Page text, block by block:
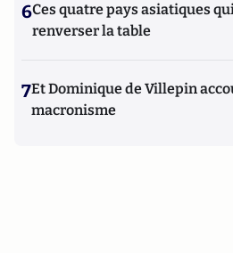
6Ces quatre pays asiatiques
renverser la table
7Et Dominique de Villepin
macronisme